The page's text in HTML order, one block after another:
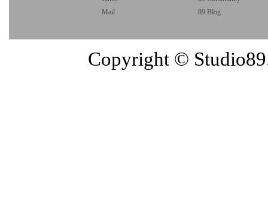
Mail
89 Blog
Copyright ©